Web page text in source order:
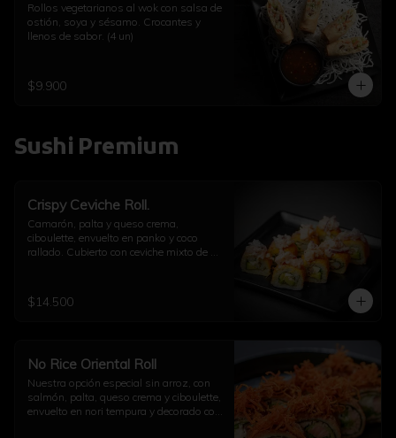
Rollos vegetarianos al wok con salsa de
ostión, soya y sésamo. Crocantes y
llenos de sabor. (4 un)
$9.900
Sushi Premium
Crispy Ceviche Roll.
Camarón, palta y queso crema,
ciboulette, envuelto en panko y coco
rallado. Cubierto con ceviche mixto de
$14.500
No Rice Oriental Roll
Nuestra opción especial sin arroz, con
salmón, palta, queso crema y ciboulette,
envuelto en nori tempura y decorado con